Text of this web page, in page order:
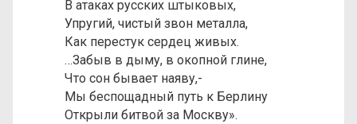
В атаках русских штыковых,
Упругий, чистый звон металла,
Как перестук сердец живых.
…Забыв в дыму, в окопной глине,
Что сон бывает наяву,-
Мы беспощадный путь к Берлину
Открыли битвой за Москву».